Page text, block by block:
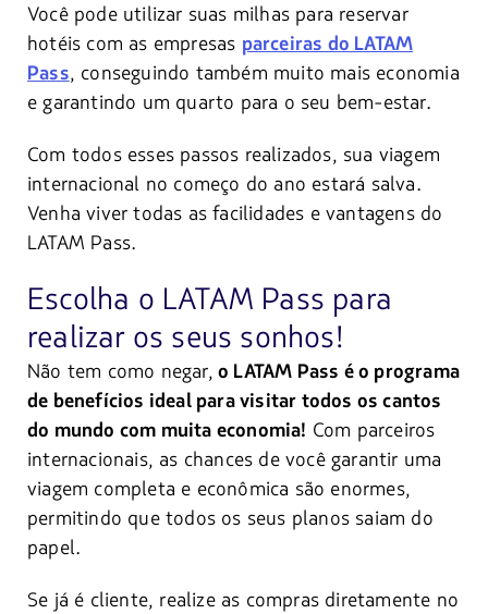
Você pode utilizar suas milhas para reservar
hotéis com as empresas parceiras do LATAM
Pass, conseguindo também muito mais economia
e garantindo um quarto para o seu bem-estar.
Com todos esses passos realizados, sua viagem
internacional no começo do ano estará salva.
Venha viver todas as facilidades e vantagens do
LATAM Pass.
Escolha o LATAM Pass para
realizar os seus sonhos!
Não tem como negar, o LATAM Pass é o programa
de benefícios ideal para visitar todos os cantos
do mundo com muita economia! Com parceiros
internacionais, as chances de você garantir uma
viagem completa e econômica são enormes,
permitindo que todos os seus planos saiam do
papel.
Se já é cliente, realize as compras diretamente no